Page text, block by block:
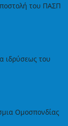
του ΠΑΣΠ
ιδρύσεως του
Ομοσπονδίας